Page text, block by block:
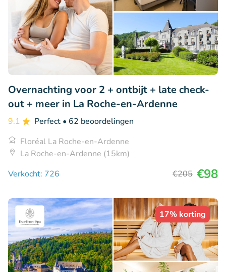
Overnachting voor 2 + ontbijt + late check-
out + meer in La Roche-en-Ardenne
9.1 Perfect • 62 beoordelingen
Floréal La Roche-en-Ardenne
La Roche-en-Ardenne (15km)
Verkocht: 726
€205 €98
17% korting